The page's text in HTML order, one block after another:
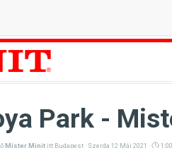
Park -
Mister Minit itt Budapest · Szerda 12 Máj 2021 ·
1:00